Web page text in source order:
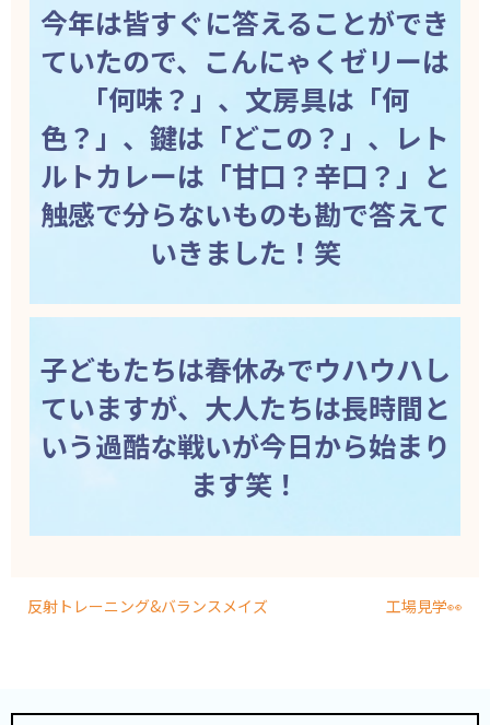
今年は皆すぐに答えることができ
ていたので、こんにゃくゼリーは
「何味？」、文房具は「何
色？」、鍵は「どこの？」、レト
ルトカレーは「甘口？辛口？」と
触感で分らないものも勘で答えて
いきました！笑
子どもたちは春休みでウハウハし
ていますが、大人たちは長時間と
いう過酷な戦いが今日から始まり
ます笑！
反射トレーニング&バランスメイズ 工場見学👀